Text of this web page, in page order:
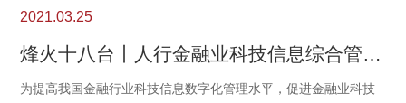
2021.03.25
烽火十八台丨人行金融业科技信息综合管理平台接入报送，Yes We Can~
为提高我国金融行业科技信息数字化管理水平，促进金融业科技